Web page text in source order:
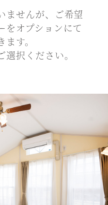
ませんが、ご希望
をオプションにて
す。
択ください。